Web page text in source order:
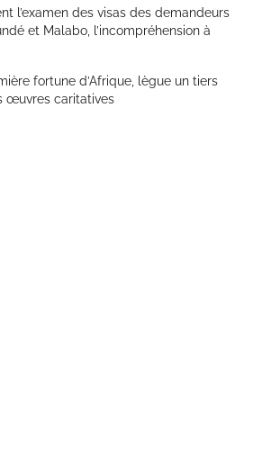
l’examen des visas des demandeurs
et Malabo, l’incompréhension à
fortune d’Afrique, lègue un tiers
œuvres caritatives